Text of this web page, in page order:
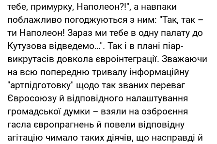
тебе, примурку, Наполеон?!", а навпаки
поблажливо погоджуються з ним: "Так, так –
ти Наполеон! Зараз ми тебе в одну палату до
Кутузова відведемо…". Так і в плані піар-
викрутасів довкола євроінтеграції. Зважаючи
на всю попередню тривалу інформаційну
"артпідготовку" щодо так званих переваг
Євросоюзу й відповідного налаштування
громадської думки – взяли на озброєння
гасла європрагнень й повели відповідну
агітацію чимало таких діячів, що насправді й